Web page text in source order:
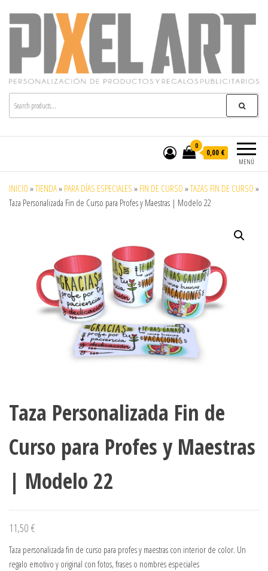
Pixelart
Especialistas en textil publicitario y regalos
personalizados en móstoles
MENÚ
0
0,00 €
INICIO »TIENDA» PARA DÍAS ESPECIALES » FIN DE CURSO »TAZAS FIN DE CURSO »
Taza Personalizada Fin de Curso para Profes y Maestras | Modelo 22
Taza Personalizada Fin de
Curso para Profes y Maestras
| Modelo 22
11,50 €
Taza personalizada fin de curso para profes y maestras con interior de color. Un
regalo emotivo y original con fotos, frases o nombres especiales